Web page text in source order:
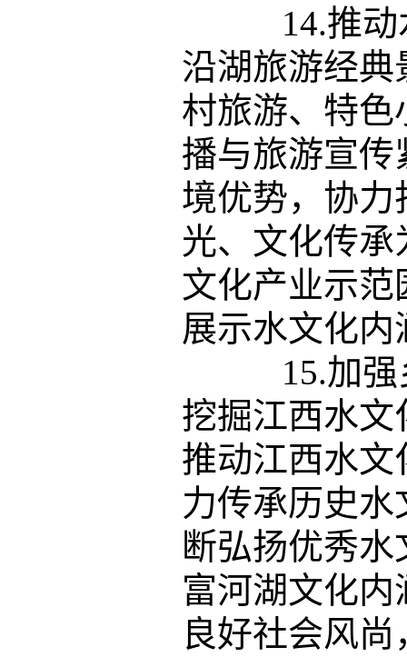
14.推动
沿湖旅游经
村旅游、特
播与旅游宣
境优势，协
光、文化传
文化产业示
展示水文化内
15.加强
挖掘江西水
推动江西水
力传承历史
断弘扬优秀
富河湖文化内
良好社会风